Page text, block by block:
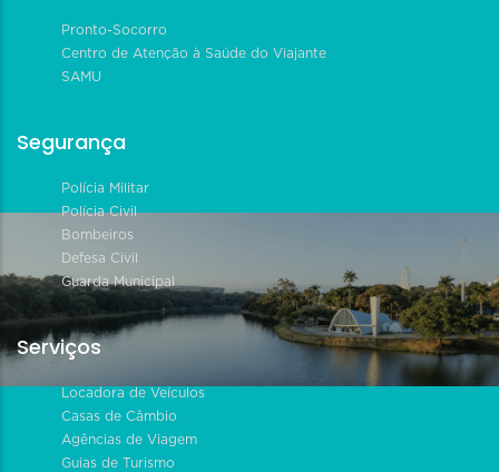
Pronto-Socorro
Centro de Atenção à Saúde do Viajante
SAMU
Segurança
Polícia Militar
Polícia Civil
Bombeiros
Defesa Civil
Guarda Municipal
Serviços
Locadora de Veículos
Casas de Câmbio
Agências de Viagem
Guias de Turismo